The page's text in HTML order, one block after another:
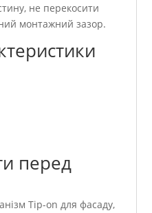
не перекосити
монтажний зазор.
перед
Tip-on для фасаду,